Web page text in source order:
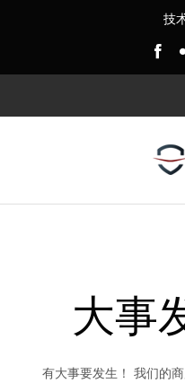
技
大事
有大事要发生！ 我们的